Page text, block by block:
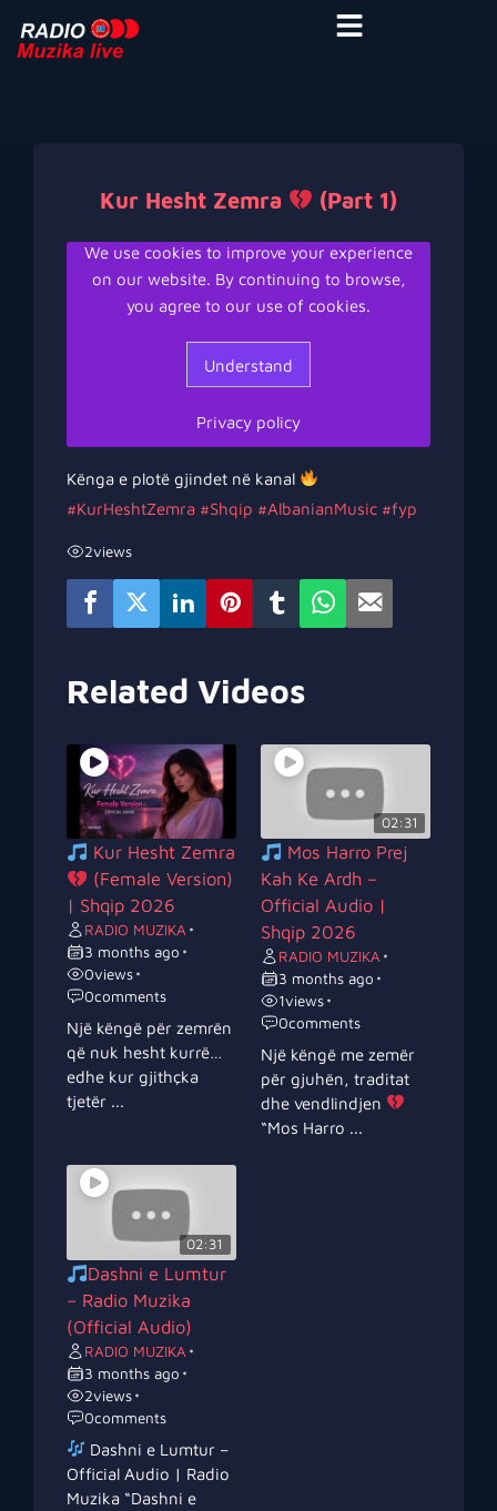
Kur Hesht Zemra (Part 1)
Kënga e plotë gjindet në kanal
#KurHeshtZemra #Shqip #AlbanianMusic #fyp
2views
Related Videos
Kur Hesht Zemra
(Female Version)
| Shqip 2026
RADIO MUZIKA •
3 months ago •
0views •
0comments
Një këngë për zemrën
që nuk hesht kurrë…
edhe kur gjithçka
tjetër ...
02:31
Mos Harro Prej
Kah Ke Ardh –
Official Audio |
Shqip 2026
RADIO MUZIKA •
3 months ago •
1views •
0comments
Një këngë me zemër
për gjuhën, traditat
dhe vendlindjen
“Mos Harro ...
02:31
Dashni e Lumtur
– Radio Muzika
(Official Audio)
RADIO MUZIKA •
3 months ago •
2views •
0comments
Dashni e Lumtur –
Official Audio | Radio
Muzika “Dashni e